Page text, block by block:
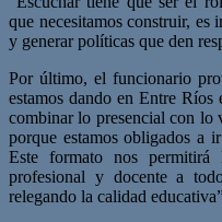
que necesitamos construir, es
y generar políticas que den
Por último, el funcionario
estamos dando en Entre Ríos
combinar lo presencial con lo
porque estamos obligados a
Este formato nos permitirá
profesional y docente a
relegando la calidad